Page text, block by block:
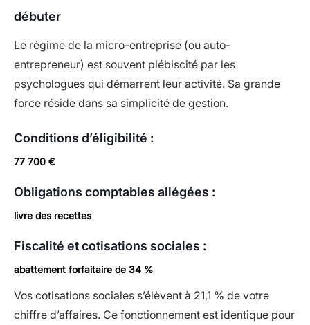
débuter
Le régime de la micro-entreprise (ou auto-
entrepreneur) est souvent plébiscité par les
psychologues qui démarrent leur activité. Sa grande
force réside dans sa simplicité de gestion.
Conditions d’éligibilité :
77 700 €
Obligations comptables allégées :
livre des recettes
Fiscalité et cotisations sociales :
abattement forfaitaire de 34 %
Vos cotisations sociales s’élèvent à 21,1 % de votre
chiffre d’affaires. Ce fonctionnement est identique pour